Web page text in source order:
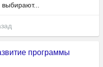
программы